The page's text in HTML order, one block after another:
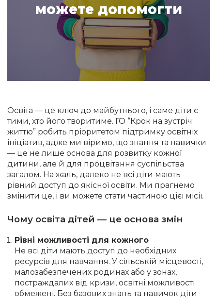
можете допомогти
Освіта — це ключ до майбутнього, і саме діти є
тими, хто його творитиме. ГО “Крок на зустріч
життю” робить пріоритетом підтримку освітніх
ініціатив, адже ми віримо, що знання та навички
— це не лише основа для розвитку кожної
дитини, але й для процвітання суспільства
загалом. На жаль, далеко не всі діти мають
рівний доступ до якісної освіти. Ми прагнемо
змінити це, і ви можете стати частиною цієї місії.
Чому освіта дітей — це основа змін
Рівні можливості для кожного
Не всі діти мають доступ до необхідних
ресурсів для навчання. У сільській місцевості,
малозабезпечених родинах або у зонах,
постраждалих від кризи, освітні можливості
обмежені. Без базових знань та навичок діти